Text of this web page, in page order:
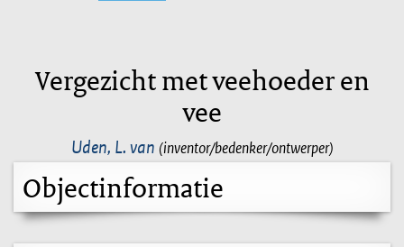
Vergezicht met veehoeder en
vee
Uden, L. van (inventor/bedenker/ontwerper)
Objectinformatie